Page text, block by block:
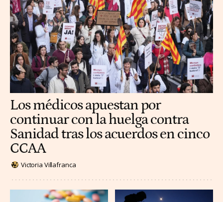
Los médicos apuestan por
continuar con la huelga contra
Sanidad tras los acuerdos en cinco
CCAA
Victoria Villafranca